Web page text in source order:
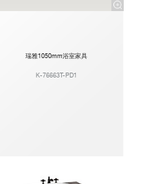
瑞雅1050mm浴室家具
K-76663T-PD1